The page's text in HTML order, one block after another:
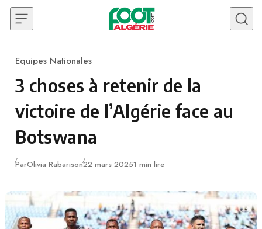
Skip to content
Category
Equipes Nationales
3 choses à retenir de la
victoire de l’Algérie face au
Botswana
ParOlivia RabarisonPublié
22 mars 20251 min lire